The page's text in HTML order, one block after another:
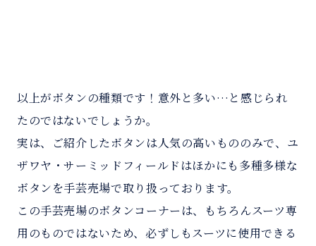
以上がボタンの種類です！意外と多い…と感じられ
たのではないでしょうか。
実は、ご紹介したボタンは人気の高いもののみで、ユ
ザワヤ・サーミッドフィールドはほかにも多種多様な
ボタンを手芸売場で取り扱っております。
この手芸売場のボタンコーナーは、もちろんスーツ専
用のものではないため、必ずしもスーツに使用できる